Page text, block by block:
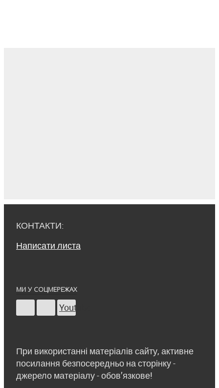
КОНТАКТИ:
Написати листа
МИ У СОЦМЕРЕЖАХ
Youtube
При використанні матеріалів сайту, активне
посилання безпосередньо на сторінку -
джерело матеріалу - обов’язкове!